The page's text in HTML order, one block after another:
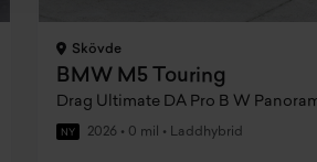
Skövde
BMW M5 Touring
Drag Ultimate DA Pro B W
NY 2026 • 0 mil • Laddhybrid